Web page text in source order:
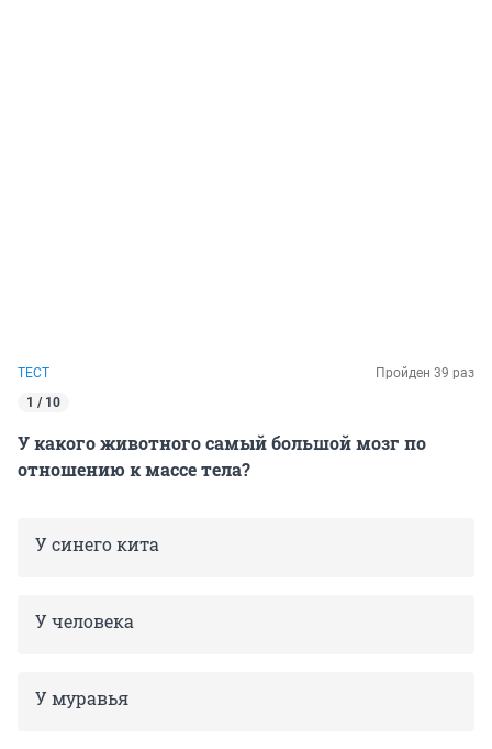
ТЕСТ
Пройден 39 раз
1 / 10
У какого животного самый большой мозг по
отношению к массе тела?
У синего кита
У человека
У муравья